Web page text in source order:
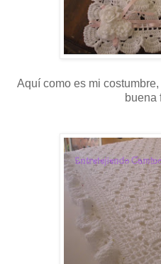
Aquí como es mi
buena